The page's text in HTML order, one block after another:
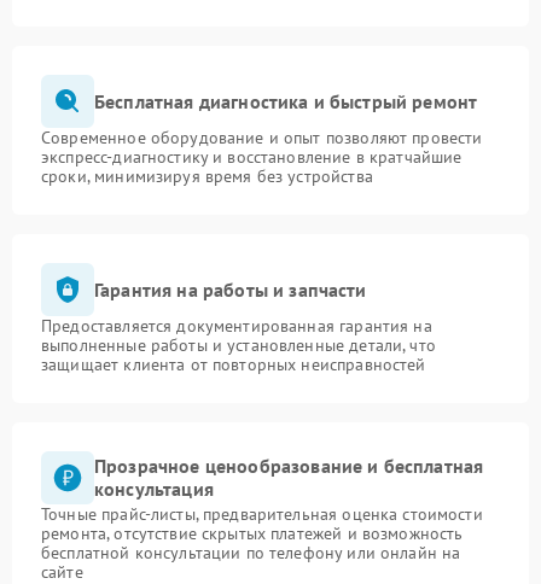
Бесплатная диагностика и быстрый ремонт
Современное оборудование и опыт позволяют провести
экспресс-диагностику и восстановление в кратчайшие
сроки, минимизируя время без устройства
Гарантия на работы и запчасти
Предоставляется документированная гарантия на
выполненные работы и установленные детали, что
защищает клиента от повторных неисправностей
Прозрачное ценообразование и бесплатная
консультация
Точные прайс-листы, предварительная оценка стоимости
ремонта, отсутствие скрытых платежей и возможность
бесплатной консультации по телефону или онлайн на
сайте